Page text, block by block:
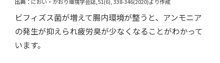
ビフィズス菌が増えて腸内環境が整うと、アンモニア
の発生が抑えられ疲労臭が少なくなることがわかって
います。